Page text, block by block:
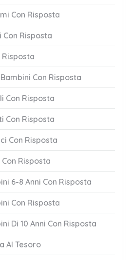
Con Risposta
Risposta
Risposta
Con Risposta
Con Risposta
Con Risposta
Con Risposta
Risposta
6-8 Anni Con Risposta
Con Risposta
Di 10 Anni Con Risposta
Al Tesoro